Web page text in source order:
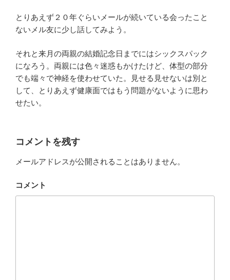
とりあえず２０年ぐらいメールが続いている会ったこと
ないメル友に少し話してみよう。
それと来月の両親の結婚記念日までにはシックスパック
になろう。両親には色々迷惑もかけたけど、体型の部分
でも端々で神経を使わせていた。見せる見せないは別と
して、とりあえず健康面ではもう問題がないように思わ
せたい。
コメントを残す
メールアドレスが公開されることはありません。
コメント